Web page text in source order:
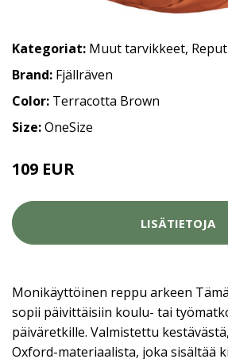
Kategoriat: Muut tarvikkeet,
Brand: Fjällräven
Color: Terracotta Brown
Size:OneSize
109 EUR
LISÄTIETOJA
Monikäyttöinen reppu arkeen
sopii päivittäisiin koulu- tai
päiväretkille. Valmistettu
Oxford-materiaalista, joka sisältää